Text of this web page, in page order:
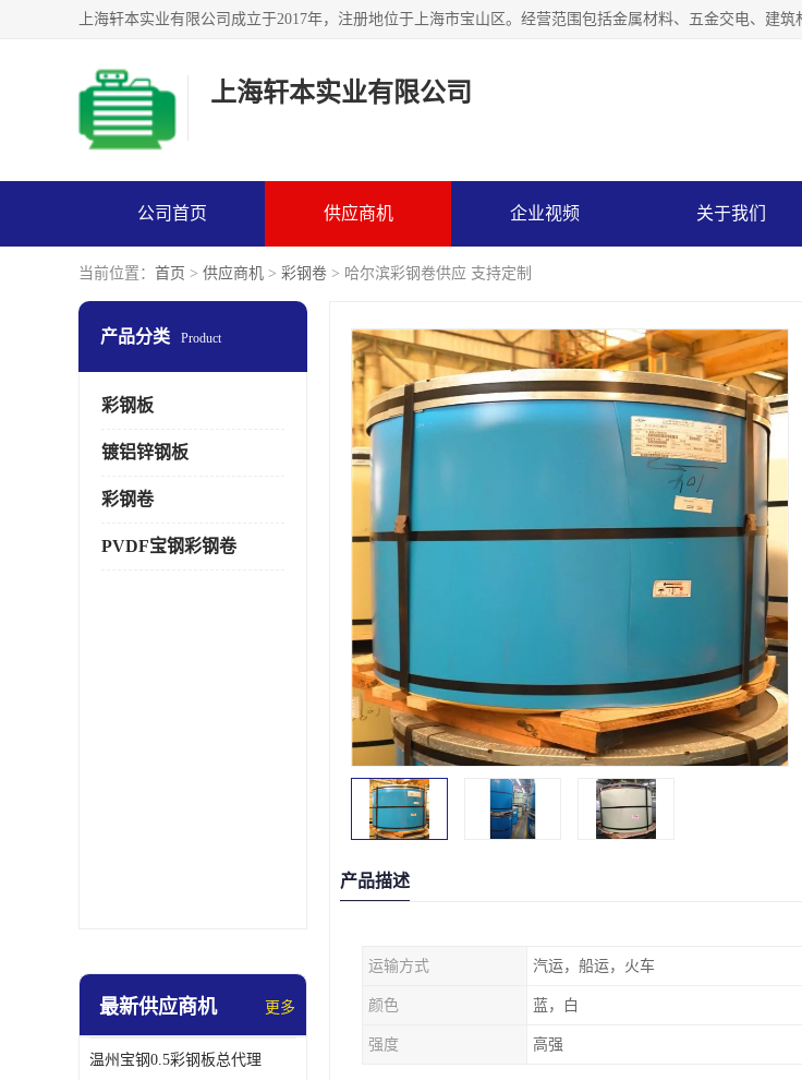
上海轩本实业有限公司
公司首页 供应商机 企业视频 关于我们
当前位置： 首页 > 供应商机 > 彩钢卷 > 哈尔滨彩钢卷供应 支持定制
产品分类 Product
彩钢板
镀铝锌钢板
彩钢卷
PVDF宝钢彩钢卷
最新供应商机 更多
温州宝钢0.5彩钢板总代理
产品描述
运输方式 汽运，船运，火车
颜色 蓝，白
强度 高强